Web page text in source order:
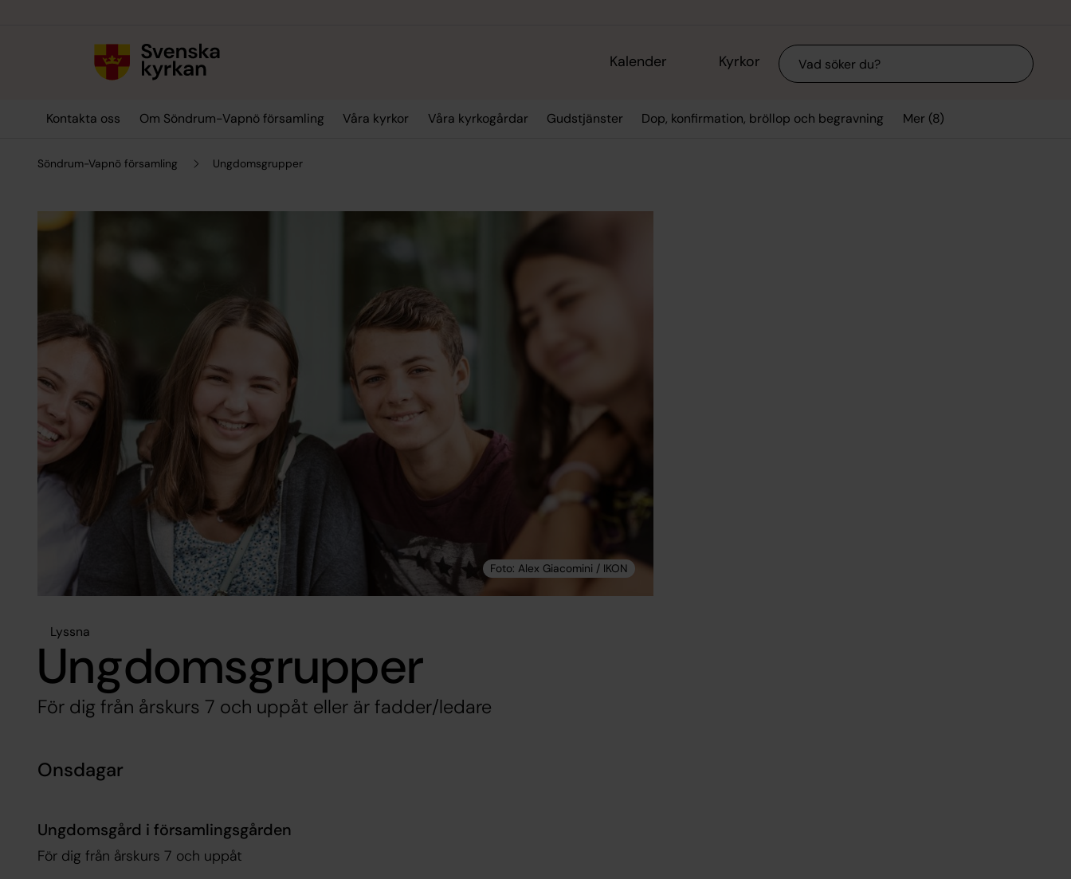
Kalender Kyrkor Sök
Kontakta oss Om Söndrum-Vapnö församling Våra kyrkor Våra kyrkogårdar Gudstjänster Dop, konfirmation, bröllop och begravning Mer (8)
Söndrum-Vapnö församling Ungdomsgrupper
Lyssna
Ungdomsgrupper
För dig från årskurs 7 och uppåt eller är fadder/ledare
Onsdagar
Ungdomsgård i församlingsgården
För dig från årskurs 7 och uppåt